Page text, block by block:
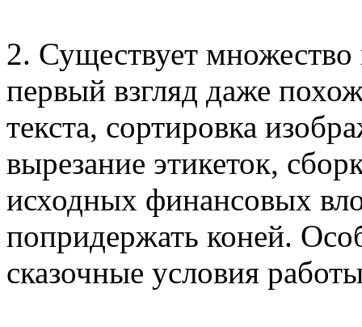
2. Существует
первый взгляд даже
текста, сортировка
вырезание этикеток,
исходных финансовых
попридержать коней.
сказочные условия